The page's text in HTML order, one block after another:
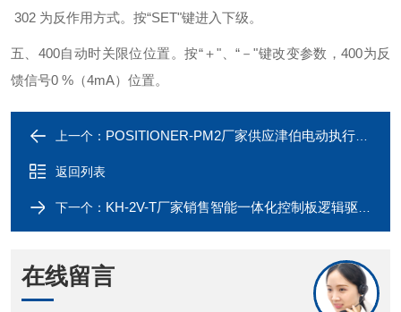
302 为反作用方式。按“SET"键进入下级。
五、400自动时关限位位置。按“＋"、“－"键改变参数，400为反
馈信号0 %（4mA） 位置。
上一个： POSITIONER-PM2厂家供应津伯电动执行器配件原装驱动板
返回列表
下一个： KH-2V-T厂家销售智能一体化控制板逻辑驱动板
在线留言